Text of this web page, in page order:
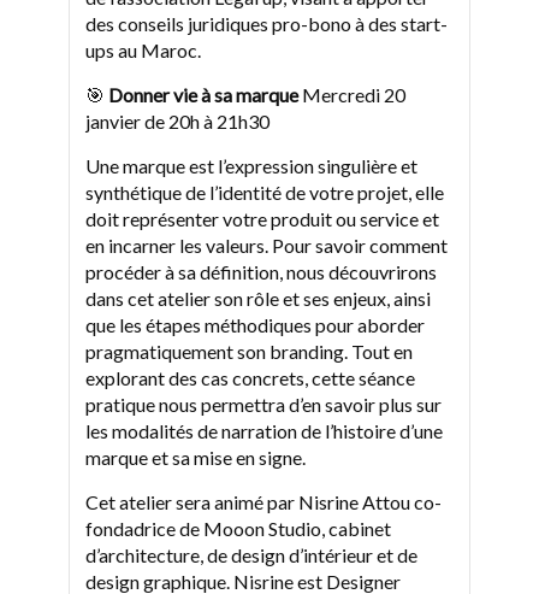
des conseils juridiques pro-bono à des start-
ups au Maroc.
🎯 Donner vie à sa marqueMercredi 20
janvier de 20h à 21h30
Une marque est l’expression singulière et
synthétique de l’identité de votre projet, elle
doit représenter votre produit ou service et
en incarner les valeurs. Pour savoir comment
procéder à sa définition, nous découvrirons
dans cet atelier son rôle et ses enjeux, ainsi
que les étapes méthodiques pour aborder
pragmatiquement son branding. Tout en
explorant des cas concrets, cette séance
pratique nous permettra d’en savoir plus sur
les modalités de narration de l’histoire d’une
marque et sa mise en signe.
Cet atelier sera animé par Nisrine Attou co-
fondadrice de Mooon Studio, cabinet
d’architecture, de design d’intérieur et de
design graphique. Nisrine est Designer